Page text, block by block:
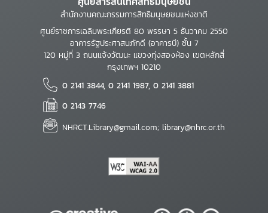
สำนักงานคณะกรรมการสิทธิมนุษยชนแห่งชาติ
ศูนย์ราชการเฉลิมพระเกียรติ 80 พรรษา 5 ธันวาคม 2550
อาคารรัฐประศาสนภักดี (อาคารบี) ชั้น 7
120 หมู่ที่ 3 ถนนแจ้งวัฒนะ แขวงทุ่งสองห้อง เขตหลักสี่
กรุงเทพฯ 10210
0 2141 3844, 0 2141 1987, 0 2141 3881
0 2143 7746
NHRCT.Library@gmail.com; library@nhrc.or.th